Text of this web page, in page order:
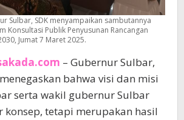
Sulbar, SDK menyampaikan sambutannya
Konsultasi Publik Penyusunan Rancangan
Jumat 7 Maret 2025.
– Gubernur Sulbar,
bahwa visi dan misi
serta wakil gubernur Sulbar
konsep, tetapi merupakan hasil